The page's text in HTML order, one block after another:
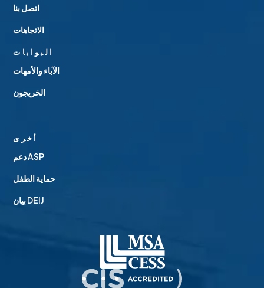
اتصل بنا
الاتجاهات
البوابات
الآباء والأمهات
الخريجون
أخرى
دعم ASP
حماية الطفل
بيان DEIJ